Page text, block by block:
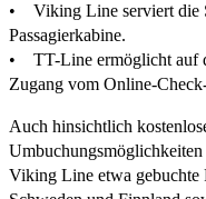
• Viking Line serviert die
Passagierkabine.
• TT-Line ermöglicht auf
Zugang vom Online-
Auch hinsichtlich
Umbuchungsmöglichkeiten
Viking Line etwa gebuchte